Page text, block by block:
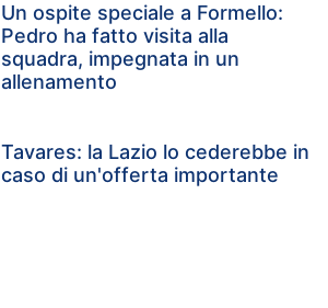
Un ospite speciale a Formello:
Pedro ha fatto visita alla
squadra, impegnata in un
allenamento
Tavares: la Lazio lo cederebbe in
caso di un'offerta importante